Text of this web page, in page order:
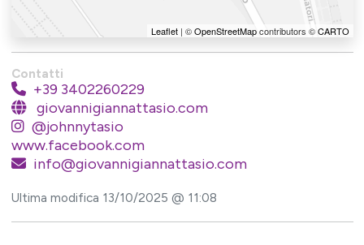
Leaflet| ©OpenStreetMapcontributors ©CARTO
Contatti
+39 3402260229
giovannigiannattasio.com
@johnnytasio
www.facebook.com
info@giovannigiannattasio.com
Ultima modifica 13/10/2025 @ 11:08